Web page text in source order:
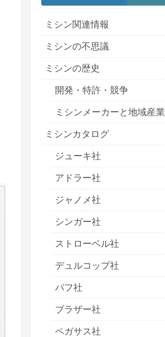
ミシン関連情報
ミシンの不思議
ミシンの歴史
開発・特許・競争
ミシンメーカーと地域産業
ミシンカタログ
ジューキ社
アドラー社
ジャノメ社
シンガー社
ストローベル社
デュルコップ社
パフ社
ブラザー社
ペガサス社